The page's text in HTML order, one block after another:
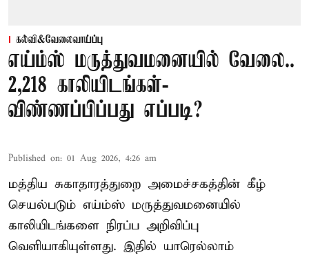
கல்வி&வேலைவாய்ப்பு
எய்ம்ஸ் மருத்துவமனையில் வேலை..
2,218 காலியிடங்கள்-
விண்ணப்பிப்பது எப்படி?
Published on: 01 Aug 2026, 4:26 am
மத்திய சுகாதாரத்துறை அமைச்சகத்தின் கீழ்
செயல்படும் எய்ம்ஸ் மருத்துவமனையில்
காலியிடங்களை நிரப்ப அறிவிப்பு
வெளியாகியுள்ளது. இதில் யாரெல்லாம்